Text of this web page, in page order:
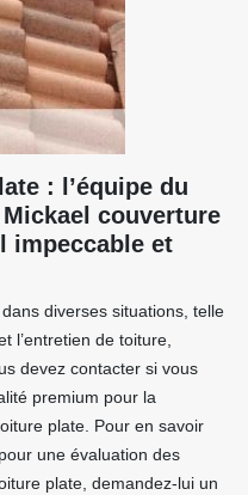
: l’équipe du
couverture
impeccable et
diverses situations, telle
l’entretien de toiture,
devez contacter si vous
premium pour la
plate. Pour en savoir
une évaluation des
plate, demandez-lui un